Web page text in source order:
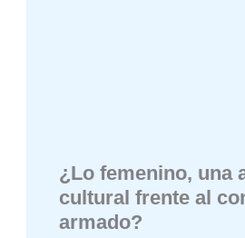
¿Lo femenino, una
cultural frente al
armado?